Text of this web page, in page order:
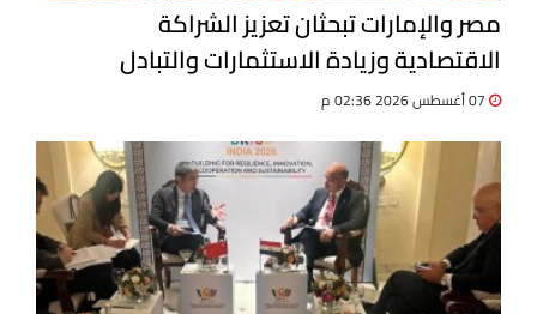
مصر والإمارات تبحثان تعزيز الشراكة
الاقتصادية وزيادة الاستثمارات والتبادل
التجاري